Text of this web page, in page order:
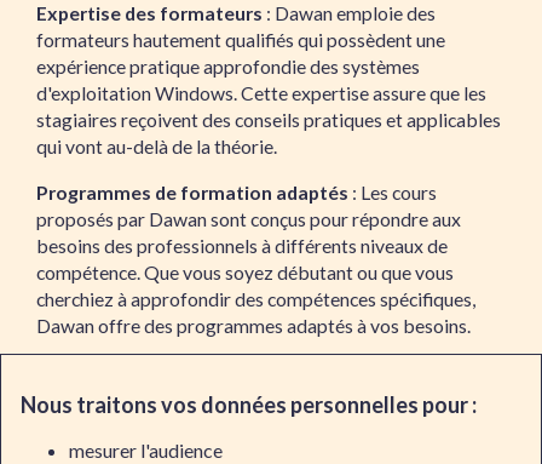
Expertise des formateurs : Dawan emploie des
formateurs hautement qualifiés qui possèdent une
expérience pratique approfondie des systèmes
d'exploitation Windows. Cette expertise assure que les
stagiaires reçoivent des conseils pratiques et applicables
qui vont au-delà de la théorie.
Programmes de formation adaptés : Les cours
proposés par Dawan sont conçus pour répondre aux
besoins des professionnels à différents niveaux de
compétence. Que vous soyez débutant ou que vous
cherchiez à approfondir des compétences spécifiques,
Dawan offre des programmes adaptés à vos besoins.
l'accent sur les approches pratiques de l'apprentissage.
Les formations incluent souvent des ateliers pratiques,
des études de cas, et des simulations qui permettent aux
Nous traitons vos données personnelles pour :
mesurer l'audience